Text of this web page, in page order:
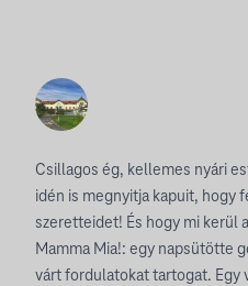
Csillagos ég, kellemes nyári
idén is megnyitja kapuit, hogy
szeretteidet! És hogy mi kerül
Mamma Mia!: egy napsütötte
várt fordulatokat tartogat. Egy